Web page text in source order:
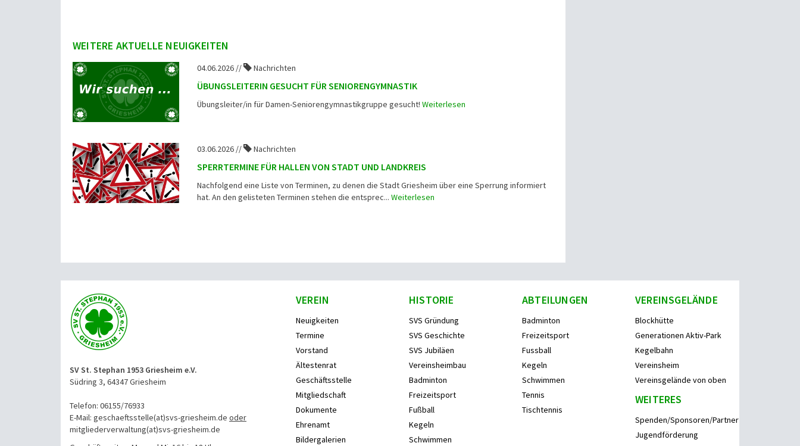
WEITERE AKTUELLE NEUIGKEITEN
04.06.2026 // Nachrichten
ÜBUNGSLEITERIN GESUCHT FÜR SENIORENGYMNASTIK
Übungsleiter/in für Damen-Seniorengymnastikgruppe gesucht!Weiterlesen
03.06.2026 // Nachrichten
SPERRTERMINE FÜR HALLEN VON STADT UND LANDKREIS
Nachfolgend eine Liste von Terminen, zu denen die Stadt Griesheim über eine Sperrung informiert
hat. An den gelisteten Terminen stehen die entsprec...Weiterlesen
SV St. Stephan 1953 Griesheim e.V.
Südring 3, 64347 Griesheim
Telefon: 06155/76933
E-Mail: geschaeftsstelle(at)svs-griesheim.de oder
mitgliederverwaltung(at)svs-griesheim.de
VEREIN
Neuigkeiten
Termine
Vorstand
Ältestenrat
Geschäftsstelle
Mitgliedschaft
Dokumente
Ehrenamt
Bildergalerien
HISTORIE
SVS Gründung
SVS Geschichte
SVS Jubiläen
Vereinsheimbau
Badminton
Freizeitsport
Fußball
Kegeln
Schwimmen
ABTEILUNGEN
Badminton
Freizeitsport
Fussball
Kegeln
Schwimmen
Tennis
Tischtennis
VEREINSGELÄNDE
Blockhütte
Generationen Aktiv-Park
Kegelbahn
Vereinsheim
Vereinsgelände von oben
WEITERES
Spenden/Sponsoren/Partner
Jugendförderung